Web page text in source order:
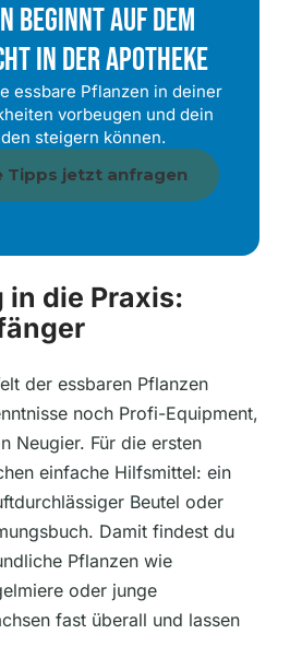
Beginnt Auf Dem
In Der Apotheke
essbare Pflanzen in deiner
vorbeugen und dein
steigern können.
Tipps jetzt anfragen
in die Praxis:
der essbaren Pflanzen
noch Profi-Equipment,
Neugier. Für die ersten
einfache Hilfsmittel: ein
Beutel oder
Damit findest du
Pflanzen wie
oder junge
fast überall und lassen